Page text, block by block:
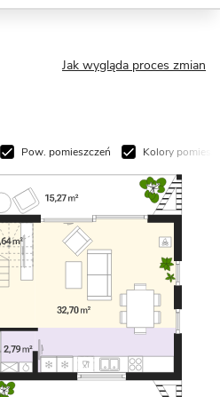
Jak wygląda proces zmian
Pow. pomieszczeń Kolory